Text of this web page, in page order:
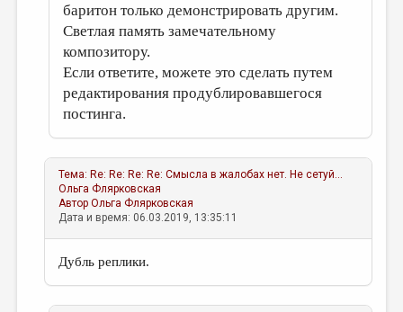
баритон только демонстрировать другим.
Светлая память замечательному
композитору.
Если ответите, можете это сделать путем
редактирования продублировавшегося
постинга.
Тема: Re: Re: Re: Re: Смысла в жалобах нет. Не сетуй...
Ольга Флярковская
АвторОльга Флярковская
Дата и время: 06.03.2019, 13:35:11
Дубль реплики.